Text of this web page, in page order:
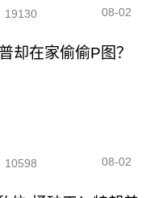
19130 08-02
却在家偷偷P图？
10598 08-02